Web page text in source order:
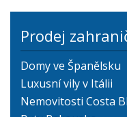
Prodej
Domy ve Španělsku
Luxusní vily v Itálii
Nemovitosti Costa